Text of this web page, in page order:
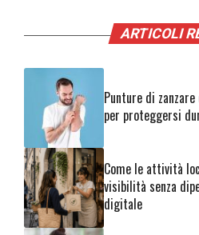
ARTICOLI
Punture di
per proteggersi
Come le attività
visibilità senza
digitale